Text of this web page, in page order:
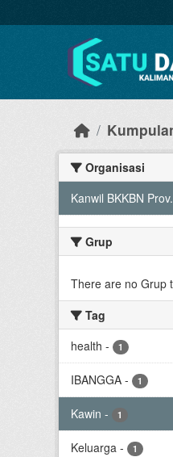
Organisasi
Kanwil BKKBN
Grup
There are no Grup
Tag
health - 1
IBANGGA - 1
Kawin - 1
Keluarga - 1